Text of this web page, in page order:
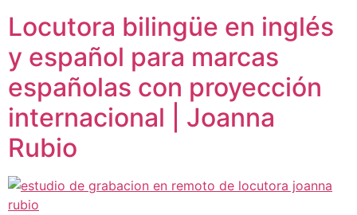
Locutora bilingüe en inglés
y español para marcas
españolas con proyección
internacional | Joanna
Rubio